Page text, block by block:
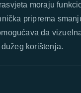
moraju
priprema
da
korištenja.